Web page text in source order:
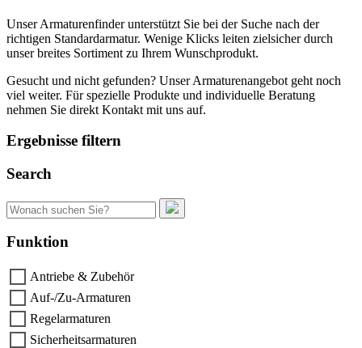
Unser Armaturenfinder unterstützt Sie bei der Suche nach der
richtigen Standardarmatur. Wenige Klicks leiten zielsicher durch
unser breites Sortiment zu Ihrem Wunschprodukt.
Gesucht und nicht gefunden? Unser Armaturenangebot geht noch
viel weiter. Für spezielle Produkte und individuelle Beratung
nehmen Sie direkt Kontakt mit uns auf.
Ergebnisse filtern
Search
Suchen
nach:
Funktion
Antriebe & Zubehör
Auf-/Zu-Armaturen
Regelarmaturen
Sicherheitsarmaturen